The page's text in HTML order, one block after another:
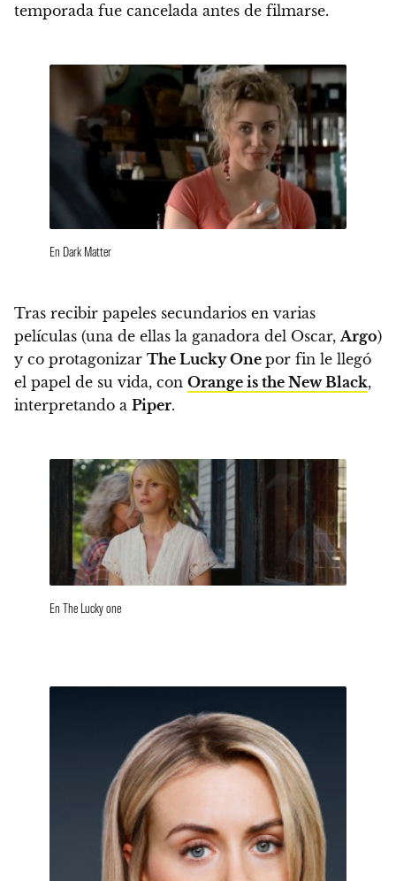
temporada fue cancelada antes de filmarse.
En Dark Matter
Tras recibir papeles secundarios en varias
películas (una de ellas la ganadora del Oscar, Argo)
y co protagonizar The Lucky One por fin le llegó
el papel de su vida, con Orange is the New Black,
interpretando a Piper.
En The Lucky one